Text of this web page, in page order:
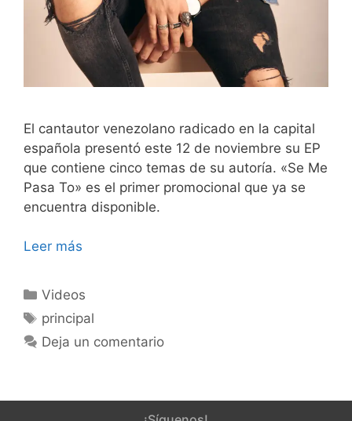
El cantautor venezolano radicado en la capital
española presentó este 12 de noviembre su EP
que contiene cinco temas de su autoría. «Se Me
Pasa To» es el primer promocional que ya se
encuentra disponible.
Leer más
Videos
principal
Deja un comentario